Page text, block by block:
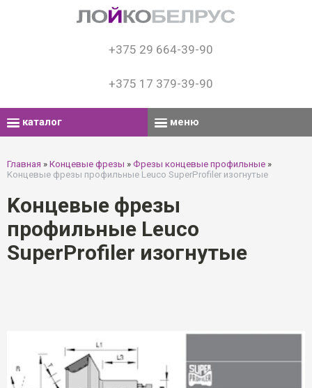
+375 29 664-39-90
+375 17 379-39-90
каталог меню
Главная » Концевые фрезы » Фрезы концевые профильные »
Kонцевые фрезы профильные Leuco SuperProfiler изогнутые
Kонцевые фрезы
профильные Leuco
SuperProfiler изогнутые